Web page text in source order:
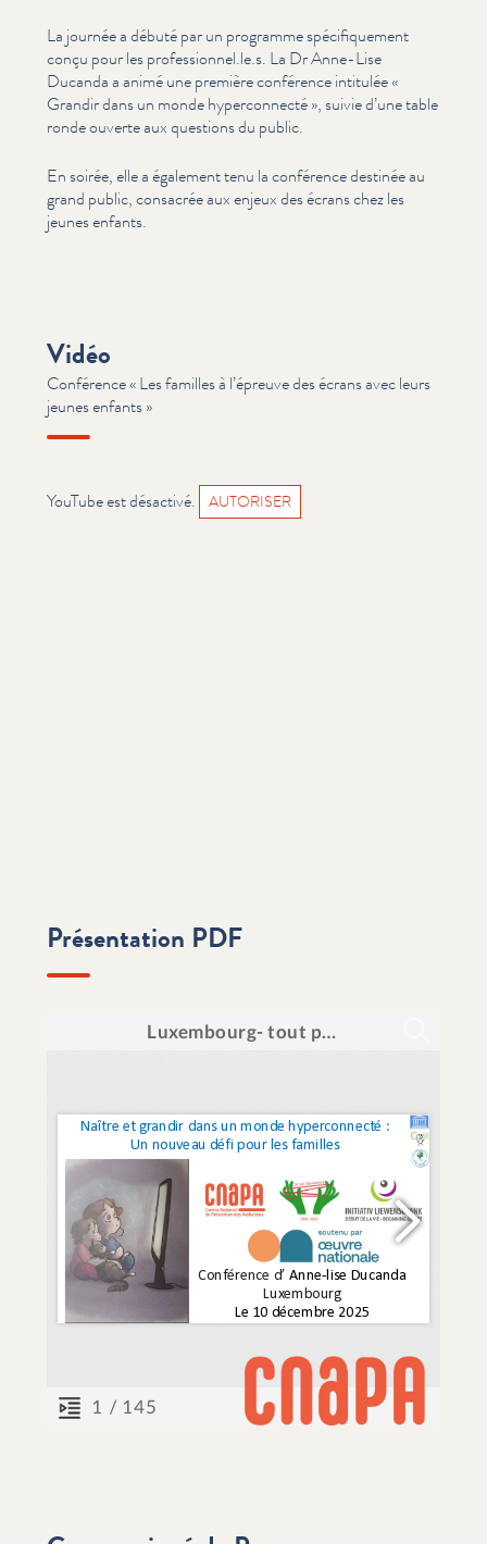
La journée a débuté par un programme spé­ci­fique­ment
conçu pour les professionnel.le.s. La Dr Anne-Lise
Ducanda a animé une première conférence intitulée «
Grandir dans un monde hyper­con­nec­té », suivie d’une table
ronde ouverte aux questions du public.
En soirée, elle a également tenu la conférence destinée au
grand public, consacrée aux enjeux des écrans chez les
jeunes enfants.
Vidéo
Conférence « Les familles à l’épreuve des écrans avec leurs
jeunes enfants »
YouTube est désactivé. AUTORISER
Présentation PDF